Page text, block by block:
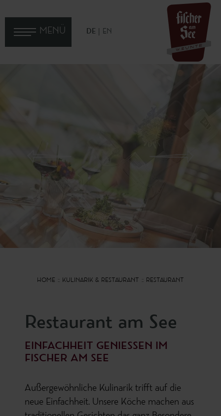
MENÜ DE EN
HOME KULINARIK & RESTAURANT RESTAURANT
Restaurant am See
EINFACHHEIT GENIESSEN IM F
ISCHER AM SEE
Außergewöhnliche Kulinarik trifft auf die
neue Einfachheit. Unsere Köche machen aus